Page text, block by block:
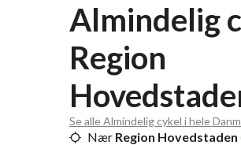
Almindelig
Region
Se alle Almindelig cykel i hele
Nær Region Hovedstaden